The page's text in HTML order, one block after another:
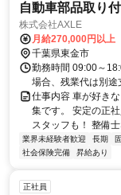
自動車部品取り
株式会社AXLE
月給270,000円以上
千葉県東金市
勤務時間 09:00～
場合、残業代は別途
仕事内容 車が好き
集です。 安定の正
スタッフも！ 整備
業界未経験者歓迎 長期
社会保険完備
昇給あり
正社員